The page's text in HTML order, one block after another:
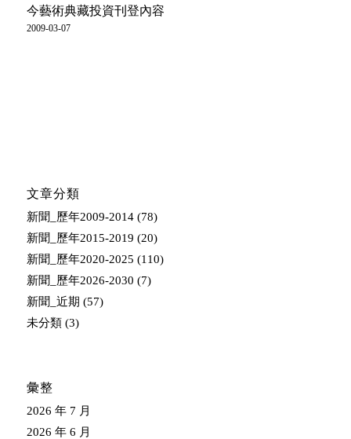
今藝術典藏投資刊登內容
2009-03-07
文章分類
新聞_歷年2009-2014(78)
新聞_歷年2015-2019 (20)
新聞_歷年2020-2025 (110)
新聞_歷年2026-2030 (7)
新聞_近期 (57)
未分類(3)
彙整
2026 年 7 月
2026 年 6 月